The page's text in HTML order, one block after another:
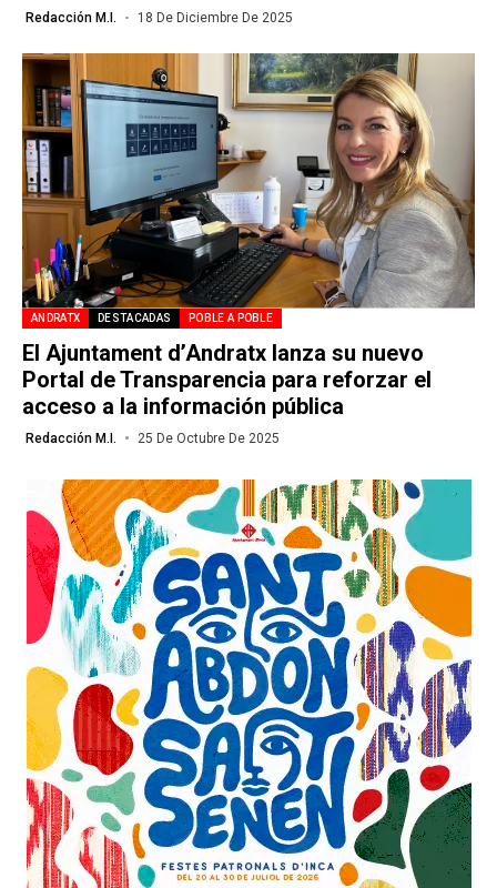
Redacción M.I. 18 De Diciembre De 2025
ANDRATX DESTACADAS POBLE A POBLE
El Ajuntament d’Andratx lanza su nuevo
Portal de Transparencia para reforzar el
acceso a la información pública
Redacción M.I. 25 De Octubre De 2025